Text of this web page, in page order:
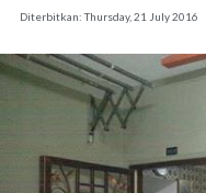
Diterbitkan: Thursday, 21 July 2016